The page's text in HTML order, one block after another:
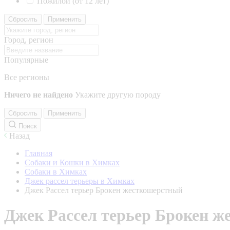
Сбросить Применить
Город, регион
Популярные
Все регионы
Ничего не найдено Укажите другую породу
Сбросить
Применить
Поиск
Назад
Главная
Собаки и Кошки в Химках
Собаки в Химках
Джек рассел терьеры в Химках
Джек Рассел терьер Брокен жесткошерстный
Джек Рассел терьер Брокен